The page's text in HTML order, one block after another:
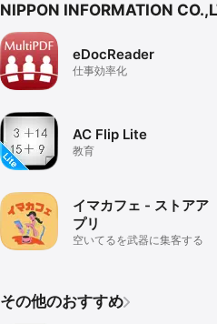
NIPPON INFORMATION
eDocReader
仕事効率化
AC Flip Lite
教育
イマカフェ - ストアア
プリ
空いてるを武器に集客する
その他のおすすめ